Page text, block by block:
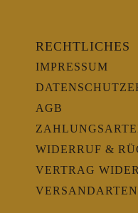
RECHTLICHES
IMPRESSUM
AGB
WIDERRUF &
VERTRAG
VERSANDARTEN